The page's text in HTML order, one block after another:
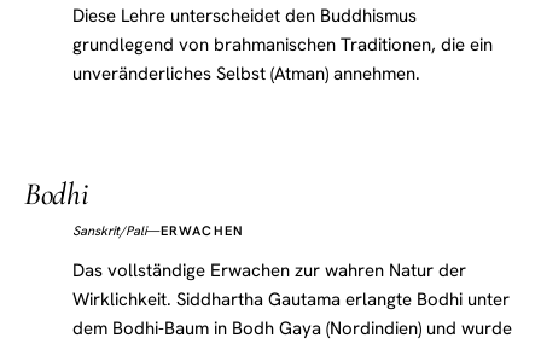
Diese Lehre unterscheidet den Buddhismus
grundlegend von brahmanischen Traditionen, die ein
unveränderliches Selbst (Atman) annehmen.
Bodhi
Sanskrit/Pali—ERWACHEN
Das vollständige Erwachen zur wahren Natur der
Wirklichkeit. Siddhartha Gautama erlangte Bodhi unter
dem Bodhi-Baum in Bodh Gaya (Nordindien) und wurde